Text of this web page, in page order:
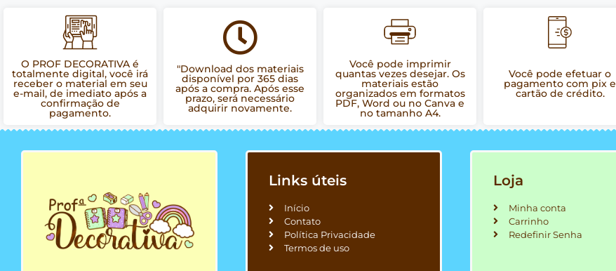
O PROF DECORATIVA é
totalmente digital, você irá
receber o material em seu
e-mail, de imediato após a
confirmação de
pagamento.
"Download dos materiais
disponível por 365 dias
após a compra. Após esse
prazo, será necessário
adquirir novamente.
Você pode imprimir
quantas vezes desejar. Os
materiais estão
organizados em formatos
PDF, Word ou no Canva e
no tamanho A4.
Você pode efetuar o
pagamento com pix e
cartão de crédito.
Links úteis
Início
Contato
Política Privacidade
Termos de uso
Loja
Minha conta
Carrinho
Redefinir Senha